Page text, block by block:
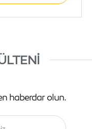
haberdar olun.